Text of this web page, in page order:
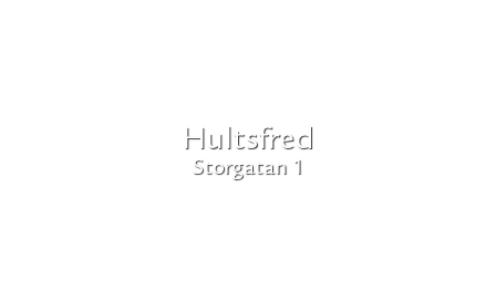
Hultsfred
Storgatan 1